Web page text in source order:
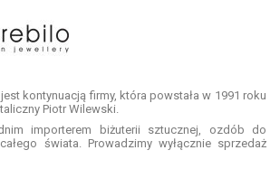
kontynuacją firmy, która powstała w 1991 roku
Piotr Wilewski.
importerem biżuterii sztucznej, ozdób do
świata. Prowadzimy wyłącznie sprzedaż